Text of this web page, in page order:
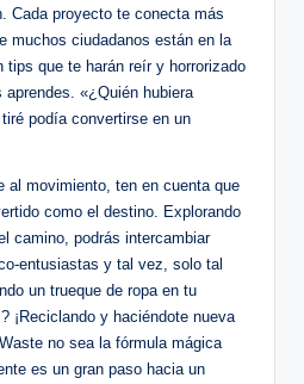
Cada proyecto te conecta más
muchos ciudadanos están en la
tips que te harán reír y horrorizado
«¿Quién hubiera
podía convertirse en un
al movimiento, ten en cuenta que
como el destino. Explorando
camino, podrás intercambiar
entusiastas y tal vez, solo tal
un trueque de ropa en tu
¡Reciclando y haciéndote nueva
no sea la fórmula mágica
es un gran paso hacia un